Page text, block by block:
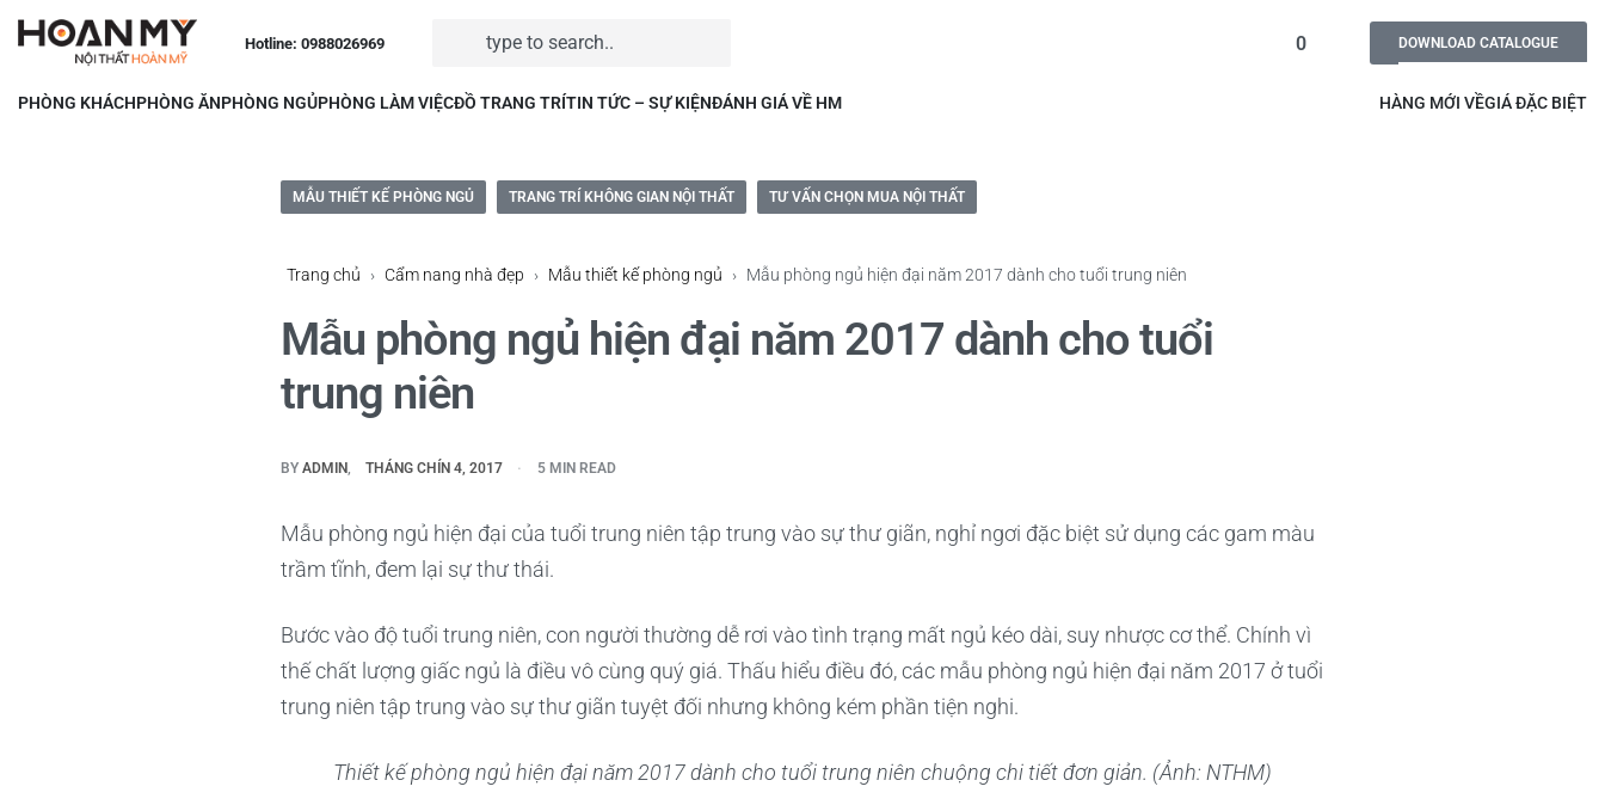
Hotline: 0988026969 0 DOWNLOAD CATALOGUE
PHÒNG KHÁCHPHÒNG ĂNPHÒNG NGỦPHÒNG LÀM VIỆCĐỒ TRANG TRÍTIN TỨC – SỰ KIỆNĐÁNH GIÁ VỀ HM HÀNG MỚI VỀGIÁ ĐẶC BIỆT
MẪU THIẾT KẾ PHÒNG NGỦ TRANG TRÍ KHÔNG GIAN NỘI THẤT TƯ VẤN CHỌN MUA NỘI THẤT
Trang chủ › Cẩm nang nhà đẹp › Mẫu thiết kế phòng ngủ › Mẫu phòng ngủ hiện đại năm 2017 dành cho tuổi trung niên
Mẫu phòng ngủ hiện đại năm 2017 dành cho tuổi
trung niên
BYADMIN THÁNG CHÍN 4, 2017 5 MIN READ
Mẫu phòng ngủ hiện đại của tuổi trung niên tập trung vào sự thư giãn, nghỉ ngơi đặc biệt sử dụng các gam màu
trầm tĩnh, đem lại sự thư thái.
Bước vào độ tuổi trung niên, con người thường dễ rơi vào tình trạng mất ngủ kéo dài, suy nhược cơ thể. Chính vì
thế chất lượng giấc ngủ là điều vô cùng quý giá. Thấu hiểu điều đó, các mẫu phòng ngủ hiện đại năm 2017 ở tuổi
trung niên tập trung vào sự thư giãn tuyệt đối nhưng không kém phần tiện nghi.
Thiết kế phòng ngủ hiện đại năm 2017 dành cho tuổi trung niên chuộng chi tiết đơn giản. (Ảnh: NTHM)